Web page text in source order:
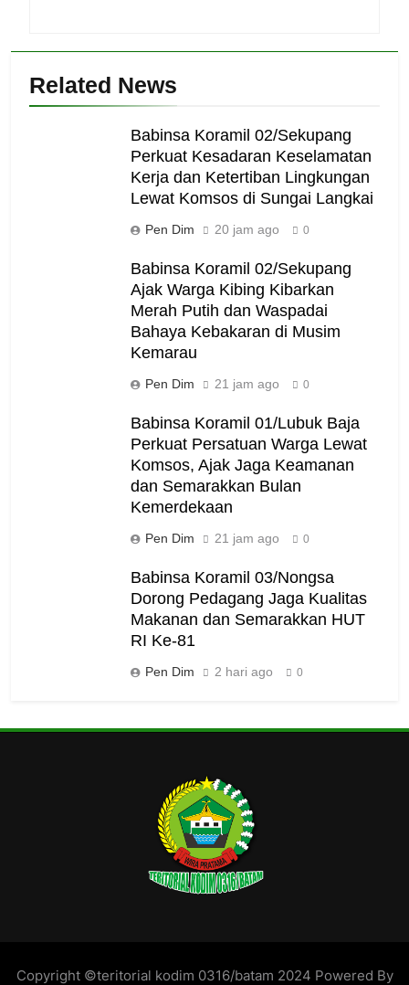
Related News
Babinsa Koramil 02/Sekupang
Perkuat Kesadaran Keselamatan
Kerja dan Ketertiban Lingkungan
Lewat Komsos di Sungai Langkai
Pen Dim 20 jam ago 0
Babinsa Koramil 02/Sekupang
Ajak Warga Kibing Kibarkan
Merah Putih dan Waspadai
Bahaya Kebakaran di Musim
Kemarau
Pen Dim 21 jam ago 0
Babinsa Koramil 01/Lubuk Baja
Perkuat Persatuan Warga Lewat
Komsos, Ajak Jaga Keamanan
dan Semarakkan Bulan
Kemerdekaan
Pen Dim 21 jam ago 0
Babinsa Koramil 03/Nongsa
Dorong Pedagang Jaga Kualitas
Makanan dan Semarakkan HUT
RI Ke-81
Pen Dim 2 hari ago 0
Copyright ©teritorial kodim 0316/batam 2024 Powered By